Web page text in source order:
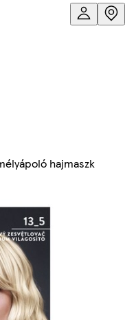
hajmaszk